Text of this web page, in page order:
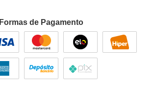
Formas de Pagamento